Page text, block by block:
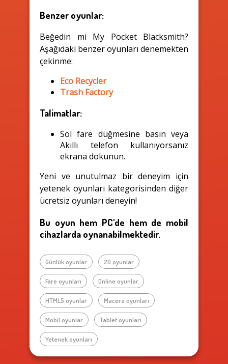
Benzer oyunlar:
Beğedin mi My Pocket Blacksmith?
Aşağıdaki benzer oyunları denemekten
çekinme:
Eco Recycler
Trash Factory
Talimatlar:
Sol fare düğmesine basın veya
Akıllı telefon kullanıyorsanız
ekrana dokunun.
Yeni ve unutulmaz bir deneyim için
yetenek oyunları kategorisinden diğer
ücretsiz oyunları deneyin!
Bu oyun hem PC'de hem de mobil
cihazlarda oynanabilmektedir.
Günlük oyunlar 2D oyunlar
Fare oyunları Online oyunlar
HTML5 oyunlar Macera oyunları
Mobil oyunlar Tablet oyunları
Yetenek oyunları